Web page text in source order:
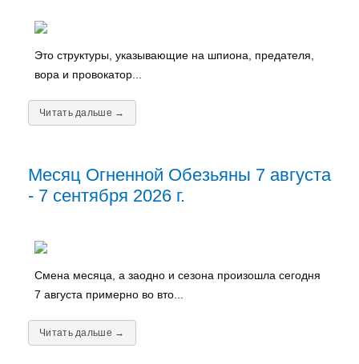
Это структуры, указывающие на шпиона, предателя,
вора и провокатор...
Читать дальше →
Месяц Огненной Обезьяны 7 августа
- 7 сентября 2026 г.
Смена месяца, а заодно и сезона произошла сегодня
7 августа примерно во вто...
Читать дальше →